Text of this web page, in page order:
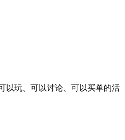
以玩、可以讨论、可以买单的活